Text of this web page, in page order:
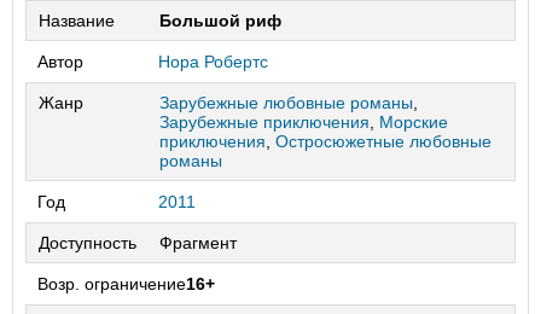
Название Большой риф
Автор Нора Робертс
Жанр Зарубежные любовные романы,
Зарубежные приключения, Морские
приключения, Остросюжетные любовные
романы
Год 2011
Доступность Фрагмент
Возр. ограничение16+